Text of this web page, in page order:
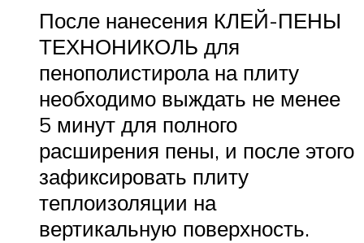
После нанесения КЛЕЙ-ПЕНЫ
ТЕХНОНИКОЛЬ для
пенополистирола на плиту
необходимо выждать не менее
5 минут для полного
расширения пены, и после этого
зафиксировать плиту
теплоизоляции на
вертикальную поверхность.